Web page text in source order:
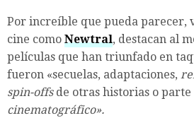
Por increíble que pueda parecer,
cine como Newtral, destacan al
películas que han triunfado en
fueron «secuelas, adaptaciones,
spin-offs de otras historias o parte
cinematográfico».